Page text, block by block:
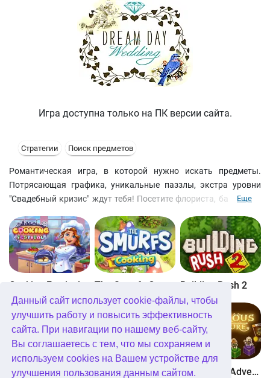
Данный сайт использует cookie-файлы, чтобы
улучшить работу и повысить эффективность
сайта. При навигации по нашему веб-сайту,
Вы соглашаетесь с тем, что мы сохраняем и
используем cookies на Вашем устройстве для
улучшения пользования данным сайтом.
Игра доступна только на ПК версии сайта.
Стратегии Поиск предметов
Романтическая игра, в которой нужно искать предметы.
Потрясающая графика, уникальные паззлы, экстра уровни
"Свадебный кризис" ждут тебя! Посетите флориста, бакалею и
Еще
Cooking Festival Building Rush 2
Boom Town Dangerous Adventure Dangerous Adventure 2